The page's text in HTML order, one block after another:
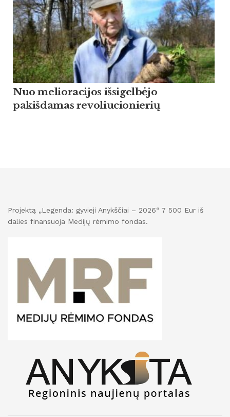
Nuo melioracijos išsigelbėjo
pakišdamas revoliucionierių
Projektą „Legenda: gyvieji Anykščiai – 2026“ 7 500 Eur iš
dalies finansuoja Medijų rėmimo fondas.